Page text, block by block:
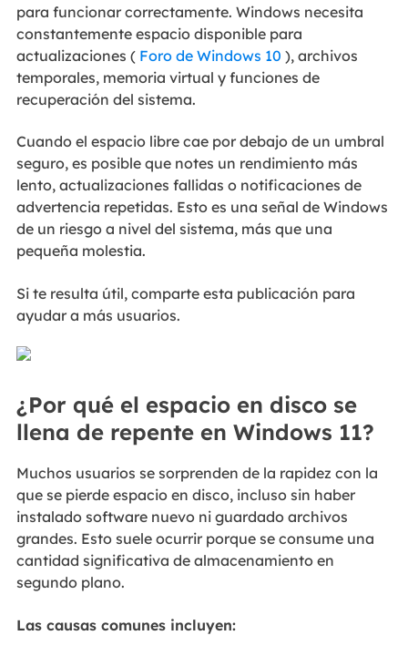
para funcionar correctamente. Windows necesita
constantemente espacio disponible para
actualizaciones ( Foro de Windows 10 ), archivos
temporales, memoria virtual y funciones de
recuperación del sistema.
Cuando el espacio libre cae por debajo de un umbral
seguro, es posible que notes un rendimiento más
lento, actualizaciones fallidas o notificaciones de
advertencia repetidas. Esto es una señal de Windows
de un riesgo a nivel del sistema, más que una
pequeña molestia.
Si te resulta útil, comparte esta publicación para
ayudar a más usuarios.
¿Por qué el espacio en disco se
llena de repente en Windows 11?
Muchos usuarios se sorprenden de la rapidez con la
que se pierde espacio en disco, incluso sin haber
instalado software nuevo ni guardado archivos
grandes. Esto suele ocurrir porque se consume una
cantidad significativa de almacenamiento en
segundo plano.
Las causas comunes incluyen: